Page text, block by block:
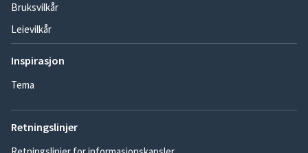
Bruksvilkår
Leievilkår
Inspirasjon
Tema
Retningslinjer